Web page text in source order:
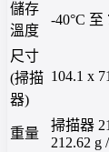
儲存
溫度
-40°C 至
尺寸
(掃描
器)
104.1 x
重量
掃描器
212.62 g